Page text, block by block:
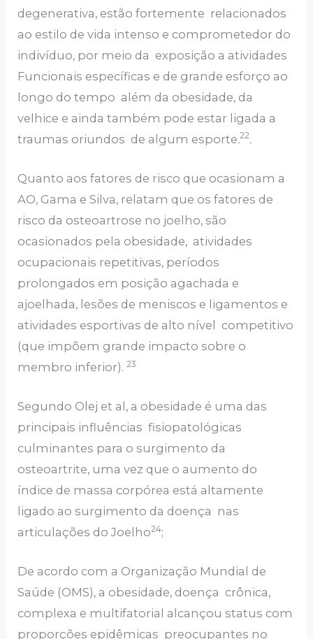
degenerativa, estão fortemente relacionados
ao estilo de vida intenso e comprometedor do
indivíduo, por meio da exposição a atividades
Funcionais específicas e de grande esforço ao
longo do tempo além da obesidade, da
velhice e ainda também pode estar ligada a
traumas oriundos de algum esporte.22.
Quanto aos fatores de risco que ocasionam a
AO, Gama e Silva, relatam que os fatores de
risco da osteoartrose no joelho, são
ocasionados pela obesidade, atividades
ocupacionais repetitivas, períodos
prolongados em posição agachada e
ajoelhada, lesões de meniscos e ligamentos e
atividades esportivas de alto nível competitivo
(que impõem grande impacto sobre o
membro inferior).23
Segundo Olej et al, a obesidade é uma das
principais influências fisiopatológicas
culminantes para o surgimento da
osteoartrite, uma vez que o aumento do
índice de massa corpórea está altamente
ligado ao surgimento da doença nas
articulações do Joelho24;
De acordo com a Organização Mundial de
Saúde (OMS), a obesidade, doença crônica,
complexa e multifatorial alcançou status com
proporções epidêmicas preocupantes no